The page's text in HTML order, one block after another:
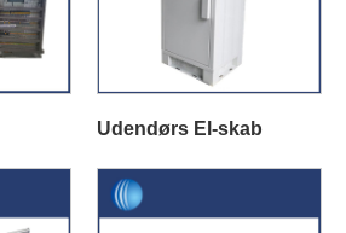
Udendørs El-skab